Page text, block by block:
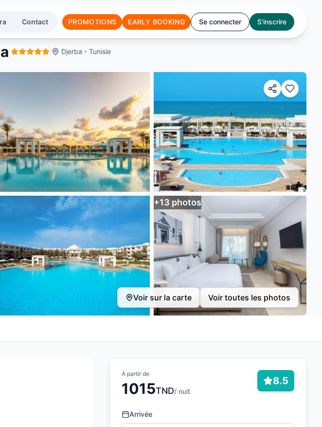
Contact PROMOTIONS EARLY BOOKING Se connecter S'inscrire
· Djerba - Tunisie
+13 photos
Voir sur la carte Voir toutes les photos
À partir de
1015TND/ nuit
8.5
Arrivée